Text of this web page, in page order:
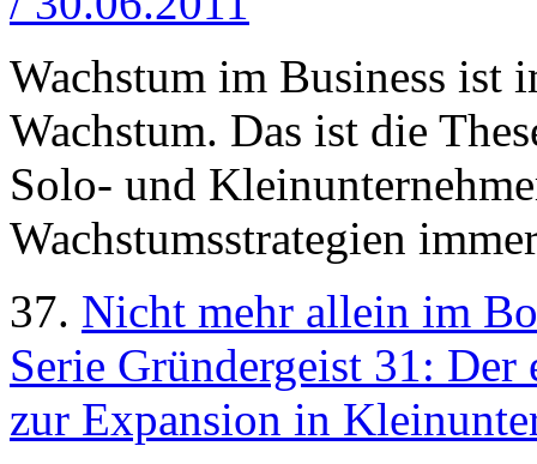
Wachstum im Business ist
Wachstum. Das ist die
Solo- und
Wachstumsstrategien
37. Nicht mehr allein im
Serie Gründergeist 31:
zur Expansion in